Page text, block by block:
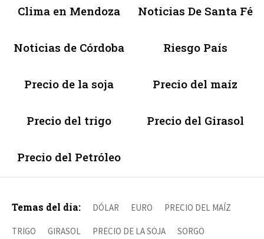
Clima en Mendoza Noticias De Santa Fé
Noticias de Córdoba Riesgo País
Precio de la soja Precio del maíz
Precio del trigo Precio del Girasol
Precio del Petróleo
Temas del día: DÓLAR EURO PRECIO DEL MAÍZ
TRIGO GIRASOL PRECIO DE LA SOJA SORGO